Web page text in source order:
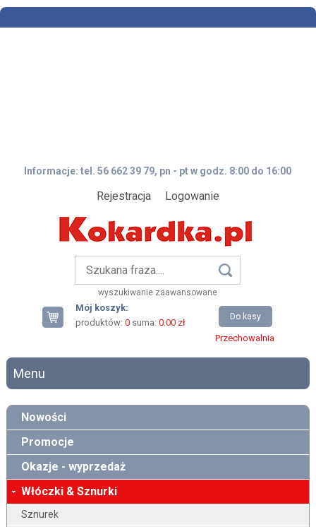
Informacje: tel. 56 662 39 79, pn - pt w godz. 8:00 do 16:00
Rejestracja Logowanie
wyszukiwanie zaawansowane
Mój koszyk:
produktów: 0suma: 0.00 zł
Do kasy
Przechowalnia
Menu
Nowości
Promocje
Okazje - wyprzedaż
Włóczki & Sznurki
Sznurek